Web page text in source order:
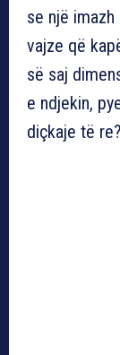
se një
vajze që
së saj
e ndjekin,
diçkaje të